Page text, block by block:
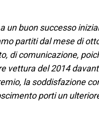
un buon successo
partiti dal mese di
di comunicazione,
vettura del 2014
la soddisfazione
porti un